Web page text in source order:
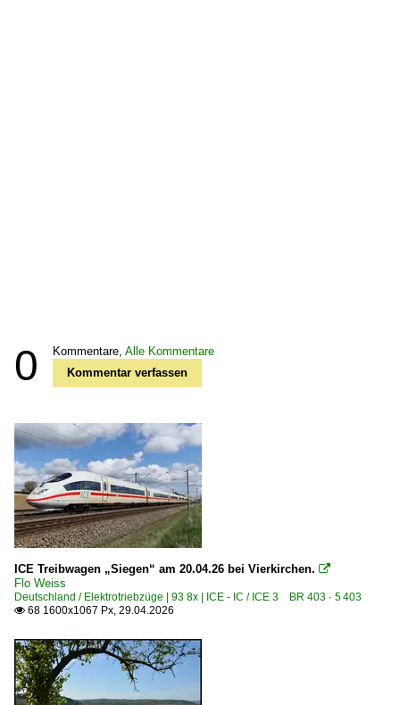
0 Kommentare, Alle Kommentare
Kommentar verfassen
ICE Treibwagen „Siegen“ am 20.04.26 bei Vierkirchen. 
Flo Weiss
Deutschland / Elektrotriebzüge | 93 8x | ICE - IC / ICE 3 BR 403 · 5 403
 68 1600x1067 Px, 29.04.2026